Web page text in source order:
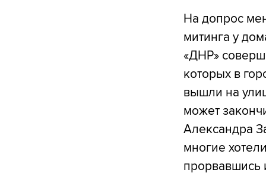
На допрос
митинга у
«ДНР»
которых в
вышли на
может
Александра
многие
прорвавшись